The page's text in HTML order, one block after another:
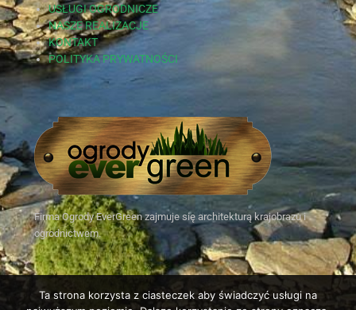
Firma Ogrody EverGreen zajmuje się architekturą krajobrazu i
ogrodnictwem.
USŁUGI OGRODNICZE
NASZE REALIZACJE
KONTAKT
POLITYKA PRYWATNOŚCI
Ta strona korzysta z ciasteczek aby świadczyć usługi na